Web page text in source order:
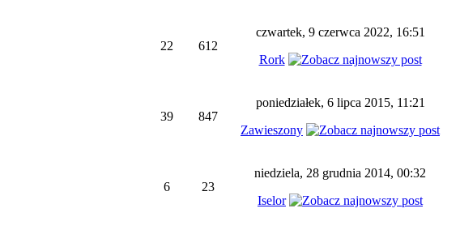
22 612
czwartek, 9 czerwca 2022, 16:51
Rork
39 847
poniedziałek, 6 lipca 2015, 11:21
Zawieszony
6 23
niedziela, 28 grudnia 2014, 00:32
Iselor